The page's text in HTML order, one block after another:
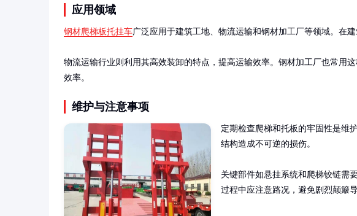
应用领域
钢材爬梯板托挂车广泛应用于建筑工地、物流运输和钢材加工厂等领域。在
物流运输行业则利用其高效装卸的特点，提高运输效率。钢材加工厂也常用
效率。
维护与注意事项
定期检查爬梯和托板的牢固性是维
结构造成不可逆的损伤。
关键部件如悬挂系统和爬梯铰链需
过程中应注意路况，避免剧烈颠簸